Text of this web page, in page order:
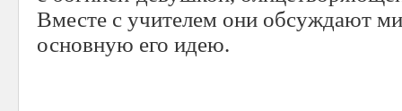
Вместе с учителем они обсуждают
основную его идею.